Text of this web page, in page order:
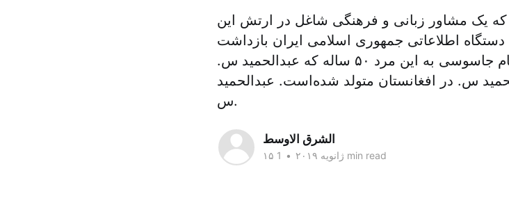
که یک مشاور زبانی و فرهنگی شاغل در ارتش این
اطلاعاتی جمهوری اسلامی ایران بازداشت
کرده‌است. دادستان کل آلمان اتهام جاسوسی به این مرد ۵۰ ساله که عبدالحمید س.
س. در افغانستان متولد شده‌است. عبدالحمید
س.
الشرق الاوسط
۱۵ ژانویه ۲۰۱۹ • 1 min read